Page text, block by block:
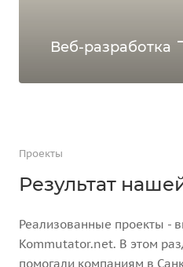
Веб-разработка
Проекты
Результат
Реализованные проекты -
Kommutator.net. В этом
помогали компаниям в